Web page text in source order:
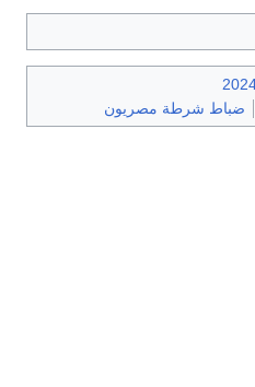
ضباط شرطة مصريون